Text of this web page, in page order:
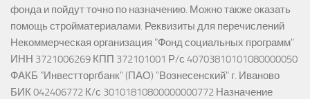
фонда и пойдут точно по назначению. Можно также оказать
помощь стройматериалами. Реквизиты для перечислений
Некоммерческая организация "Фонд социальных программ"
ИНН 3721006269 КПП 372101001 Р/с 40703810101080000050
ФАКБ "Инвестторгбанк" (ПАО) "Вознесенский" г. Иваново
БИК 042406772 К/с 30101810800000000772 Назначение